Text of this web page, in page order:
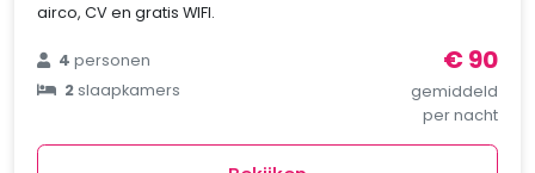
airco, CV en gratis WIFI.
4personen
2slaapkamers
€ 90
gemiddeld
per nacht